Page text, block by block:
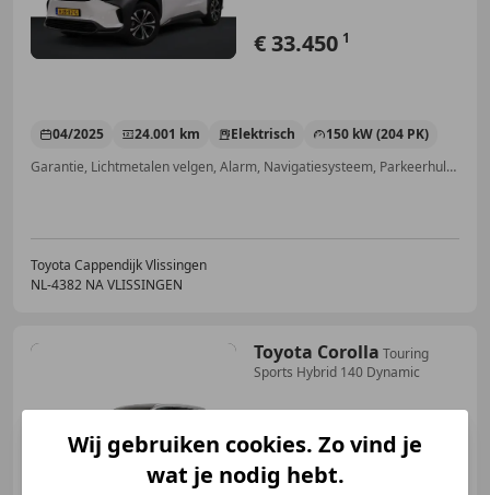
€ 33.450 1
04/2025 24.001 km Elektrisch
150 kW (204 PK)
Garantie, Lichtmetalen velgen, Alarm, Navigatiesysteem, Parkeerhulp met camera, LED verlichting, Bluetooth, Elektrisch verstelbare buitenspiegels
Toyota Cappendijk Vlissingen
NL-4382 NA VLISSINGEN
Toyota Corolla Touring
Sports Hybrid 140 Dynamic
€ 29.850
Wij gebruiken cookies. Zo vind je
wat je nodig hebt.